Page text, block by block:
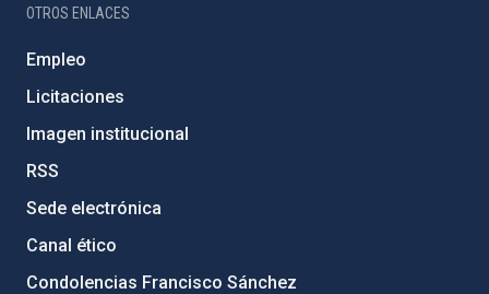
OTROS ENLACES
Empleo
Licitaciones
Imagen institucional
RSS
Sede electrónica
Canal ético
Condolencias Francisco Sánchez